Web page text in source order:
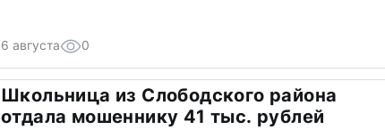
6 августа 0
Школьница из Слободского района
отдала мошеннику 41 тыс. рублей